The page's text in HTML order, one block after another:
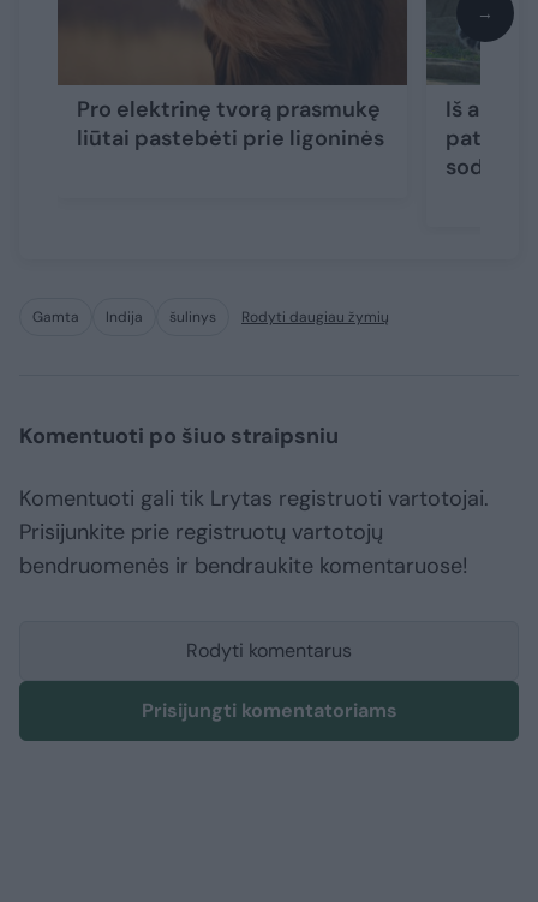
Pro elektrinę tvorą prasmukę
liūtai pastebėti prie ligoninės
Iš
patelė
sode
→
Gamta Indija šulinys Rodyti daugiau žymių
Komentuoti po šiuo straipsniu
Komentuoti gali tik Lrytas registruoti vartotojai.
Prisijunkite prie registruotų vartotojų
bendruomenės ir bendraukite komentaruose!
Rodyti komentarus
Prisijungti komentatoriams